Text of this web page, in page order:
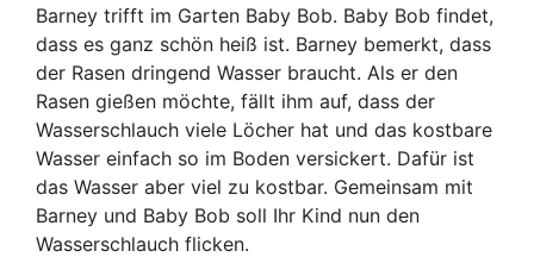
Barney trifft im Garten Baby Bob. Baby Bob findet,
dass es ganz schön heiß ist. Barney bemerkt, dass
der Rasen dringend Wasser braucht. Als er den
Rasen gießen möchte, fällt ihm auf, dass der
Wasserschlauch viele Löcher hat und das kostbare
Wasser einfach so im Boden versickert. Dafür ist
das Wasser aber viel zu kostbar. Gemeinsam mit
Barney und Baby Bob soll Ihr Kind nun den
Wasserschlauch flicken.